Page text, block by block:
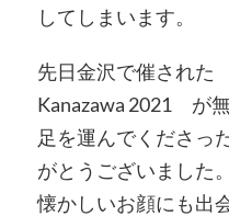
してしまいます。
先日金沢で催された
Kanazawa 2021 が
足を運んでくださっ
がとうございました。
懐かしいお顔にも出